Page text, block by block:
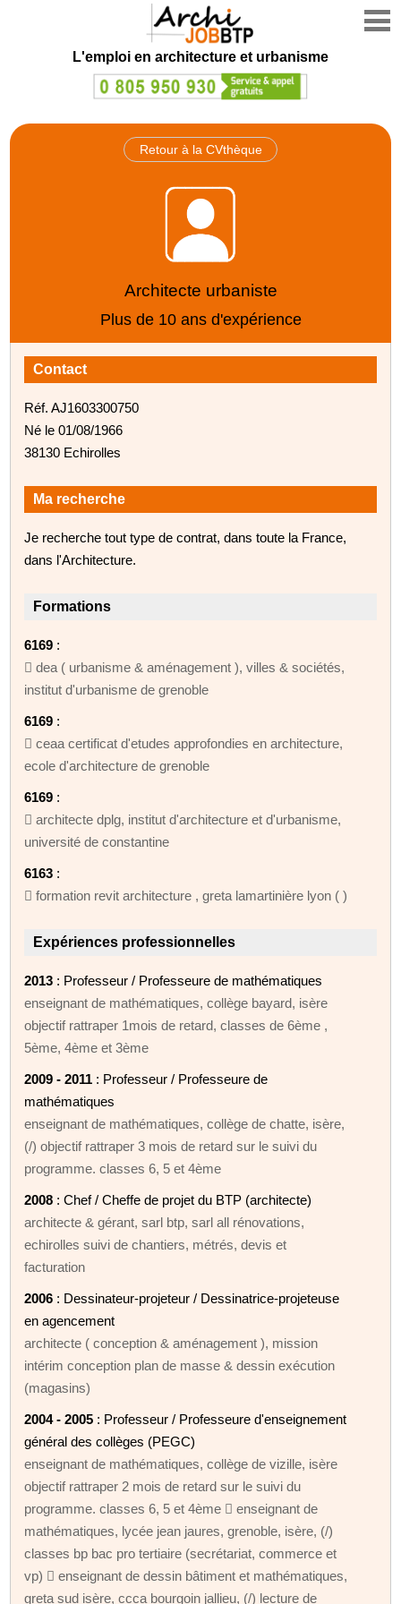
L'emploi en architecture et urbanisme
Retour à la CVthèque
Architecte urbaniste
Plus de 10 ans d'expérience
Contact
Réf. AJ1603300750
Né le 01/08/1966
38130 Echirolles
Ma recherche
Je recherche tout type de contrat, dans toute la France,
dans l'Architecture.
Formations
6169 :
 dea ( urbanisme & aménagement ), villes & sociétés,
institut d'urbanisme de grenoble
6169 :
 ceaa certificat d'etudes approfondies en architecture,
ecole d'architecture de grenoble
6169 :
 architecte dplg, institut d'architecture et d'urbanisme,
université de constantine
6163 :
 formation revit architecture , greta lamartinière lyon ( )
Expériences professionnelles
2013 : Professeur / Professeure de mathématiques
enseignant de mathématiques, collège bayard, isère
objectif rattraper 1mois de retard, classes de 6ème ,
5ème, 4ème et 3ème
2009 - 2011 : Professeur / Professeure de
mathématiques
enseignant de mathématiques, collège de chatte, isère,
(/) objectif rattraper 3 mois de retard sur le suivi du
programme. classes 6, 5 et 4ème
2008 : Chef / Cheffe de projet du BTP (architecte)
architecte & gérant, sarl btp, sarl all rénovations,
echirolles suivi de chantiers, métrés, devis et
facturation
2006 : Dessinateur-projeteur / Dessinatrice-projeteuse
en agencement
architecte ( conception & aménagement ), mission
intérim conception plan de masse & dessin exécution
(magasins)
2004 - 2005 : Professeur / Professeure d'enseignement
général des collèges (PEGC)
enseignant de mathématiques, collège de vizille, isère
objectif rattraper 2 mois de retard sur le suivi du
programme. classes 6, 5 et 4ème  enseignant de
mathématiques, lycée jean jaures, grenoble, isère, (/)
classes bp bac pro tertiaire (secrétariat, commerce et
vp)  enseignant de dessin bâtiment et mathématiques,
greta sud isère, ccca bourgoin jallieu, (/) lecture de